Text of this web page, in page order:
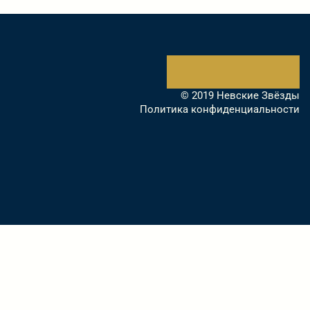
© 2019 Невские Звёзды
Политика конфиденциальности